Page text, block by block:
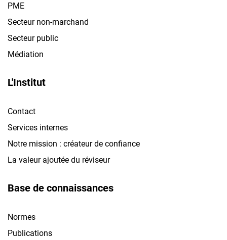
PME
Secteur non-marchand
Secteur public
Médiation
L'Institut
Contact
Services internes
Notre mission : créateur de confiance
La valeur ajoutée du réviseur
Base de connaissances
Normes
Publications